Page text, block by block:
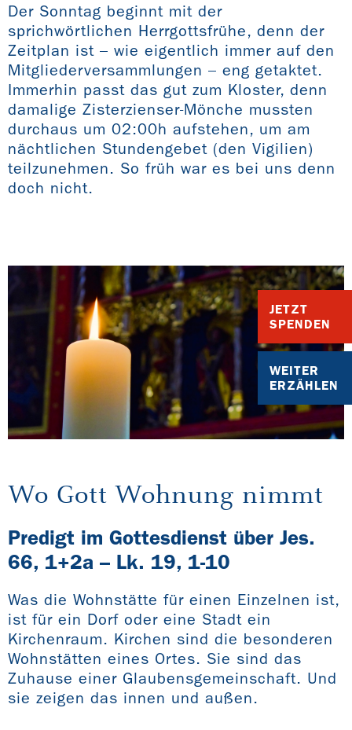
JETZT
SPENDEN
WEITER
ERZÄHLEN
Der Sonntag beginnt mit der
sprichwörtlichen Herrgottsfrühe, denn der
Zeitplan ist – wie eigentlich immer auf den
Mitgliederversammlungen – eng getaktet.
Immerhin passt das gut zum Kloster, denn
damalige Zisterzienser-Mönche mussten
durchaus um 02:00h aufstehen, um am
nächtlichen Stundengebet (den Vigilien)
teilzunehmen. So früh war es bei uns denn
doch nicht.
Wo Gott Wohnung nimmt
Predigt im Gottesdienst über Jes.
66, 1+2a – Lk. 19, 1-10
Was die Wohnstätte für einen Einzelnen ist,
ist für ein Dorf oder eine Stadt ein
Kirchenraum. Kirchen sind die besonderen
Wohnstätten eines Ortes. Sie sind das
Zuhause einer Glaubensgemeinschaft. Und
sie zeigen das innen und außen.